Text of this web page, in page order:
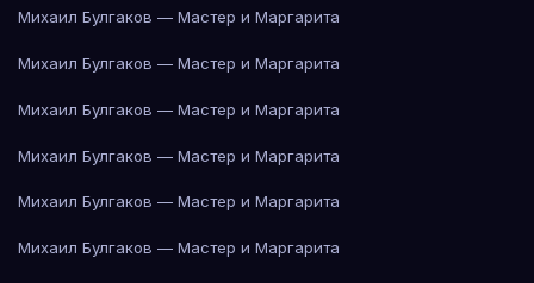
Михаил Булгаков — Мастер и Маргарита
Михаил Булгаков — Мастер и Маргарита
Михаил Булгаков — Мастер и Маргарита
Михаил Булгаков — Мастер и Маргарита
Михаил Булгаков — Мастер и Маргарита
Михаил Булгаков — Мастер и Маргарита